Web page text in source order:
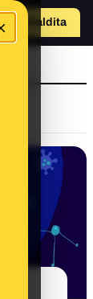
Maldita